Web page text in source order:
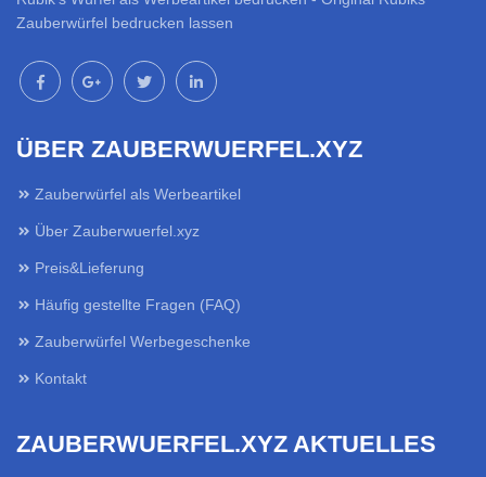
Zauberwürfel bedrucken lassen
ÜBER ZAUBERWUERFEL.XYZ
Zauberwürfel als Werbeartikel
Über Zauberwuerfel.xyz
Preis&Lieferung
Häufig gestellte Fragen (FAQ)
Zauberwürfel Werbegeschenke
Kontakt
ZAUBERWUERFEL.XYZ AKTUELLES